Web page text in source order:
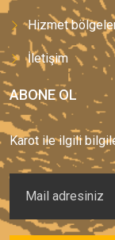
Hizmet
İletişim
ABONE OL
Karot ile ilgili